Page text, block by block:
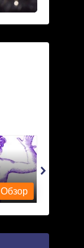
Обзор